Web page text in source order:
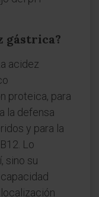
gástrica?
acidez
proteica, para
la defensa
y para la
Lo
sino su